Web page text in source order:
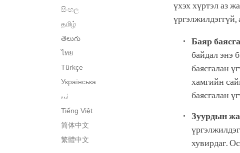
සිංහල
தமிழ்
తెలుగు
ไทย
Türkçe
Українська
اُردو
Tiếng Việt
简体中文
繁體中文
үхэх хүртэл аз
Баяр
байдал энэ
баясгалан
хамгийн
баясгалан
Зуурдын
хувирдаг.